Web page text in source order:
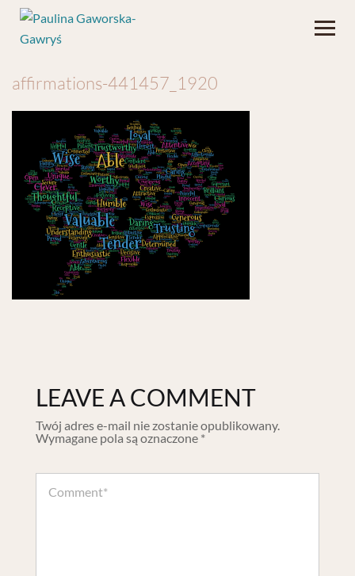
affirmations-441457_1920
LEAVE A COMMENT
Twój adres e-mail nie zostanie opublikowany.
Wymagane pola są oznaczone *